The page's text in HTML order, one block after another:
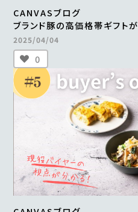
CANVASブログ
ブランド豚の高価格帯ギフト
掲載。
継続的な販売や新商品の開発
＜from buyer’s one＞
2025/04/04
0